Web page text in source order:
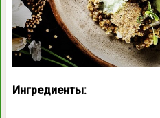
Ингредиенты: